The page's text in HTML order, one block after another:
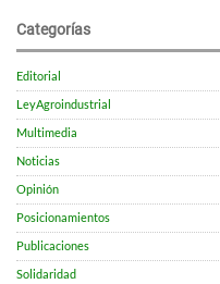
Categorías
Editorial
LeyAgroindustrial
Multimedia
Noticias
Opinión
Posicionamientos
Publicaciones
Solidaridad